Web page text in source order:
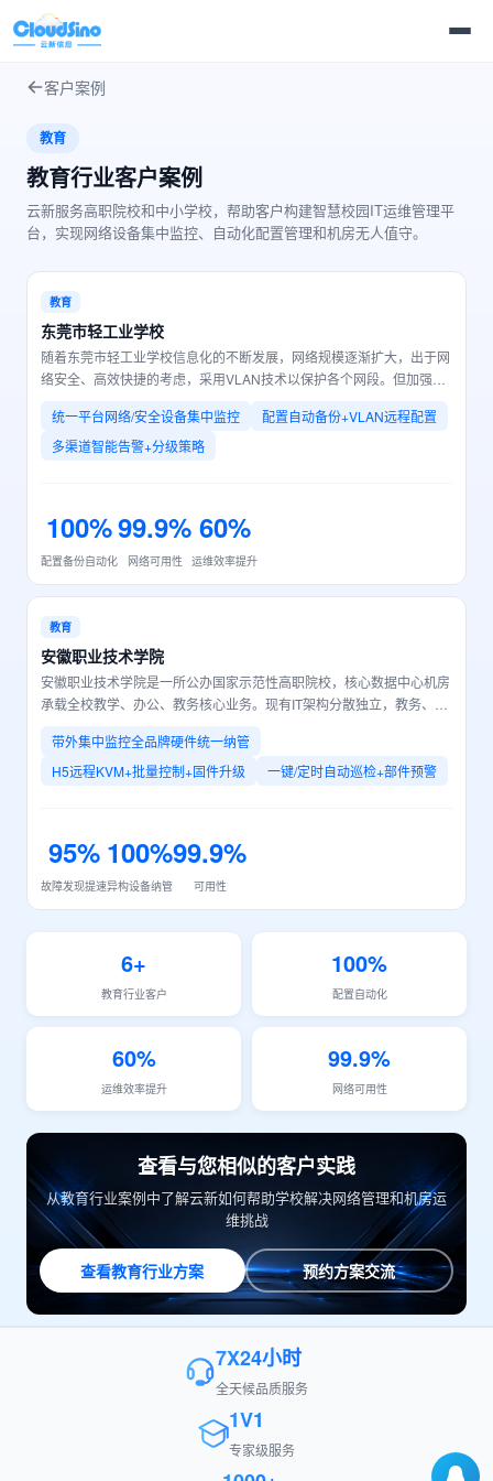
客户案例
教育
教育行业客户案例
云新服务高职院校和中小学校，帮助客户构建智慧校园IT运维管理平
台，实现网络设备集中监控、自动化配置管理和机房无人值守。
教育
东莞市轻工业学校
随着东莞市轻工业学校信息化的不断发展，网络规模逐渐扩大，出于网
络安全、高效快捷的考虑，采用VLAN技术以保护各个网段。但加强了
手工进行配置，工作量增大也给运维人员带来不小的工作压力。急需采
购一套网络监控管理系统。
统一平台网络/安全设备集中监控
配置自动备份+VLAN远程配置
多渠道智能告警+分级策略
100%
配置备份自动化
99.9%
网络可用性
60%
运维效率提升
教育
安徽职业技术学院
安徽职业技术学院是一所公办国家示范性高职院校，核心数据中心机房
承载全校教学、办公、教务核心业务。现有IT架构分散独立，教务、财
器、存储、小型机、光纤交换机等多品牌设备。
带外集中监控全品牌硬件统一纳管
H5远程KVM+批量控制+固件升级
一键/定时自动巡检+部件预警
95%
故障发现提速
100%
异构设备纳管
99.9%
可用性
6+
教育行业客户
100%
配置自动化
60%
运维效率提升
99.9%
网络可用性
查看与您相似的客户实践
从教育行业案例中了解云新如何帮助学校解决网络管理和机房运
维挑战
查看教育行业方案 预约方案交流
7X24小时
全天候品质服务
1V1
专家级服务